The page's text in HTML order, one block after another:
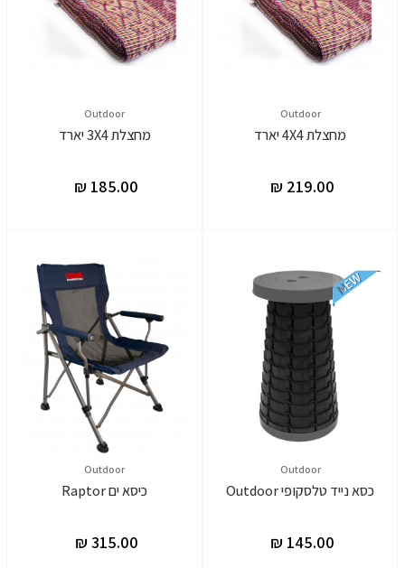
Outdoor
מחצלת 4X4 יארד
Outdoor
מחצלת 3X4 יארד
Outdoor
כסא נייד טלסקופי Outdoor
Outdoor
כיסא ים Raptor